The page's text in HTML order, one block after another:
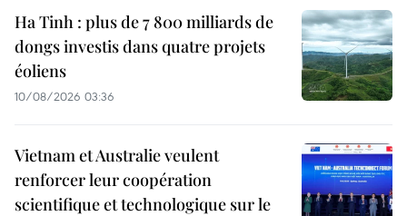
Ha Tinh : plus de 7 800 milliards de
dongs investis dans quatre projets
éoliens
10/08/2026 03:36
Vietnam et Australie veulent
renforcer leur coopération
scientifique et technologique sur le